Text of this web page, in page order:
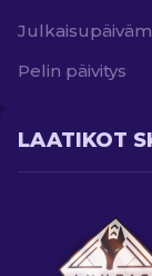
Pelin päivitys
LAATIKOT